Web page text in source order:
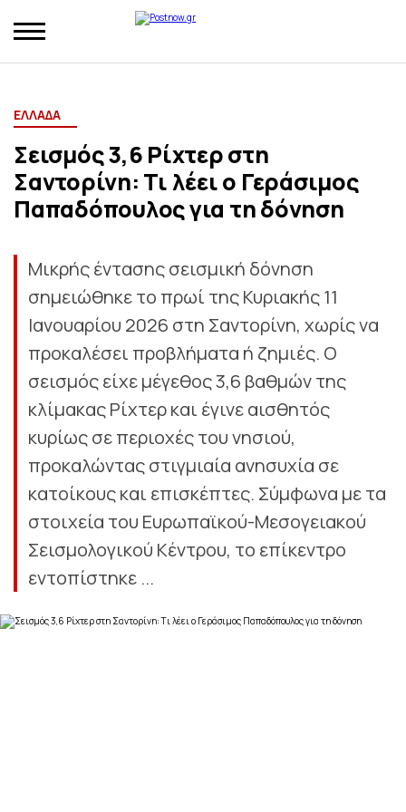
ΕΛΛΑΔΑ
Σεισμός 3,6 Ρίχτερ στη
Σαντορίνη: Τι λέει ο Γεράσιμος
Παπαδόπουλος για τη δόνηση
Μικρής έντασης σεισμική δόνηση
σημειώθηκε το πρωί της Κυριακής 11
Ιανουαρίου 2026 στη Σαντορίνη, χωρίς να
προκαλέσει προβλήματα ή ζημιές. Ο
σεισμός είχε μέγεθος 3,6 βαθμών της
κλίμακας Ρίχτερ και έγινε αισθητός
κυρίως σε περιοχές του νησιού,
προκαλώντας στιγμιαία ανησυχία σε
κατοίκους και επισκέπτες. Σύμφωνα με τα
στοιχεία του Ευρωπαϊκού-Μεσογειακού
Σεισμολογικού Κέντρου, το επίκεντρο
εντοπίστηκε ...